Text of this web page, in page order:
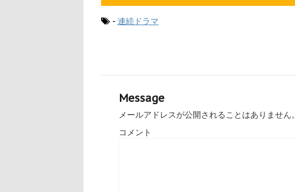
- 連続ドラマ
Message
メールアドレスが公開されることはありません。
コメント